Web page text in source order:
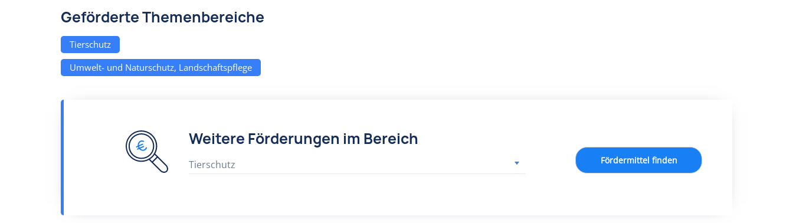
Geförderte Themenbereiche
Tierschutz
Umwelt- und Naturschutz, Landschaftspflege
Weitere Förderungen im Bereich
Tierschutz Fördermittel finden